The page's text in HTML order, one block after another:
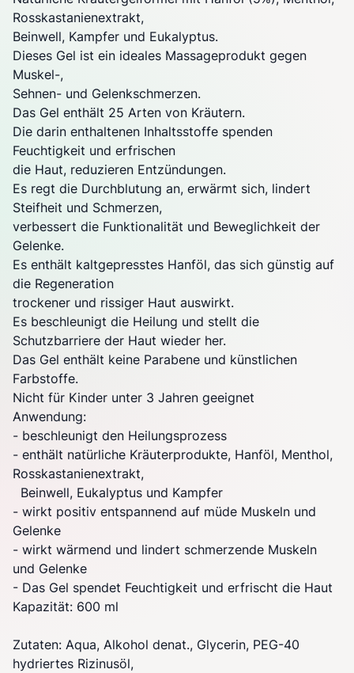
Rosskastanienextrakt,
Beinwell, Kampfer und Eukalyptus.
Dieses Gel ist ein ideales Massageprodukt gegen
Muskel-,
Sehnen- und Gelenkschmerzen.
Das Gel enthält 25 Arten von Kräutern.
Die darin enthaltenen Inhaltsstoffe spenden
Feuchtigkeit und erfrischen
die Haut, reduzieren Entzündungen.
Es regt die Durchblutung an, erwärmt sich, lindert
Steifheit und Schmerzen,
verbessert die Funktionalität und Beweglichkeit der
Gelenke.
Es enthält kaltgepresstes Hanföl, das sich günstig auf
die Regeneration
trockener und rissiger Haut auswirkt.
Es beschleunigt die Heilung und stellt die
Schutzbarriere der Haut wieder her.
Das Gel enthält keine Parabene und künstlichen
Farbstoffe.
Nicht für Kinder unter 3 Jahren geeignet
Anwendung:
- beschleunigt den Heilungsprozess
- enthält natürliche Kräuterprodukte, Hanföl, Menthol,
Rosskastanienextrakt,
Beinwell, Eukalyptus und Kampfer
- wirkt positiv entspannend auf müde Muskeln und
Gelenke
- wirkt wärmend und lindert schmerzende Muskeln
und Gelenke
- Das Gel spendet Feuchtigkeit und erfrischt die Haut
Kapazität: 600 ml
Zutaten: Aqua, Alkohol denat., Glycerin, PEG-40
hydriertes Rizinusöl,